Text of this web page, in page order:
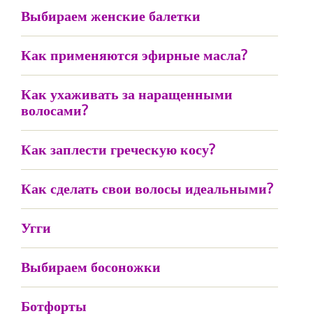
Выбираем женские балетки
Как применяются эфирные масла?
Как ухаживать за наращенными
волосами?
Как заплести греческую косу?
Как сделать свои волосы идеальными?
Угги
Выбираем босоножки
Ботфорты